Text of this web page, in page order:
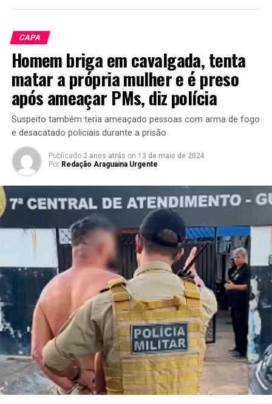
CAPA
Homem briga em cavalgada, tenta
matar a própria mulher e é preso
após ameaçar PMs, diz polícia
Suspeito também teria ameaçado pessoas com arma de fogo
e desacatado policiais durante a prisão
Publicado 2 anos atrás on 13 de maio de 2024
Por Redação Araguaina Urgente